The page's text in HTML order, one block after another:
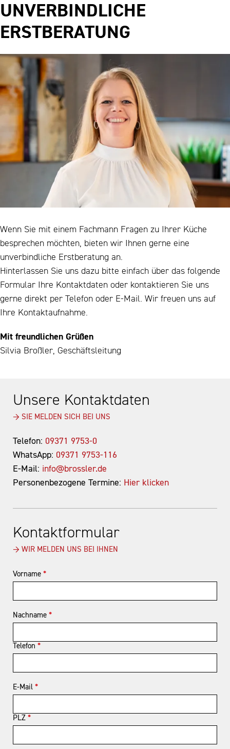
UNVERBINDLICHE
ERSTBERATUNG
Wenn Sie mit einem Fachmann Fragen zu Ihrer Küche
besprechen möchten, bieten wir Ihnen gerne eine
unverbindliche Erstberatung an.
Hinterlassen Sie uns dazu bitte einfach über das folgende
Formular Ihre Kontaktdaten oder kontaktieren Sie uns
gerne direkt per Telefon oder E-Mail. Wir freuen uns auf
Ihre Kontaktaufnahme.
Mit freundlichen Grüßen
Silvia Broßler, Geschäftsleitung
Unsere Kontaktdaten
→ SIE MELDEN SICH BEI UNS
Telefon: 09371 9753-0
WhatsApp: 09371 9753-116
E-Mail: info@brossler.de
Personenbezogene Termine: Hier klicken
Kontaktformular
→ WIR MELDEN UNS BEI IHNEN
Vorname *
Nachname *
Telefon *
E-Mail *
PLZ *